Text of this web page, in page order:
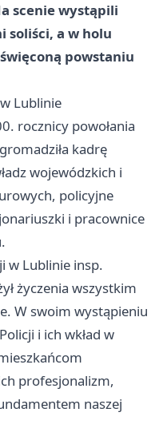
scenie wystąpili
soliści, a w holu
powstaniu
Lublinie
rocznicy powołania
kadrę
wojewódzkich i
policyjne
i pracownice
w Lublinie insp.
życzenia wszystkim
W swoim wystąpieniu
i ich wkład w
profesjonalizm,
naszej